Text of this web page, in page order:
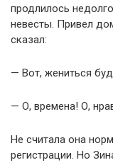
продлилось
невесты. Привел
сказал:
— Вот, жениться
— О, времена! О,
Не считала она
регистрации. Но